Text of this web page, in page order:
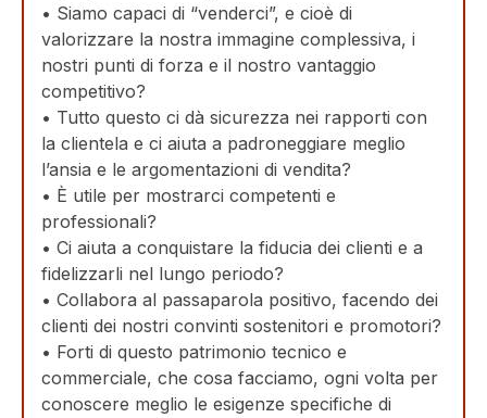
• Siamo capaci di “venderci”, e cioè di
valorizzare la nostra immagine complessiva, i
nostri punti di forza e il nostro vantaggio
competitivo?
• Tutto questo ci dà sicurezza nei rapporti con
la clientela e ci aiuta a padroneggiare meglio
l’ansia e le argomentazioni di vendita?
• È utile per mostrarci competenti e
professionali?
• Ci aiuta a conquistare la fiducia dei clienti e a
fidelizzarli nel lungo periodo?
• Collabora al passaparola positivo, facendo dei
clienti dei nostri convinti sostenitori e promotori?
• Forti di questo patrimonio tecnico e
commerciale, che cosa facciamo, ogni volta per
conoscere meglio le esigenze specifiche di